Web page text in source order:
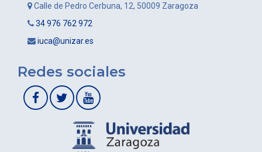
Calle de Pedro Cerbuna, 12, 50009 Zaragoza
34 976 762 972
iuca@unizar.es
Redes sociales